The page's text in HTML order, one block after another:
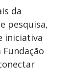
da
pesquisa,
iniciativa